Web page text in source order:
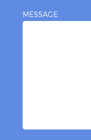
MESSAGE